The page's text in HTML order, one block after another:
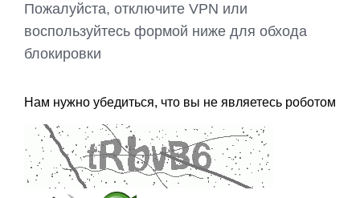
Пожалуйста, отключите VPN или
воспользуйтесь формой ниже для обхода
блокировки
Нам нужно убедиться, что вы не являетесь роботом